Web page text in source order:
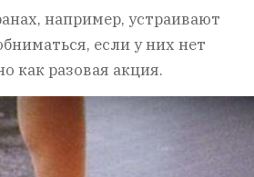
например, устраивают
если у них нет
как разовая акция.